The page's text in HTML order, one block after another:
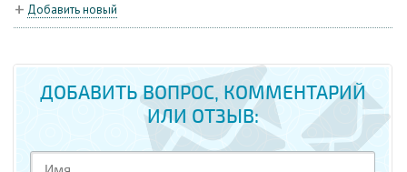
Добавить новый
ДОБАВИТЬ ВОПРОС, КОММЕНТАРИЙ
ИЛИ ОТЗЫВ: